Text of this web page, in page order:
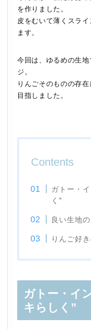
を作りました。
皮をむいて薄くスラ
ます。
今回は、ゆるめの生
ジ。
りんごそのものの存
目指しました。
Contents
ガトー・
く”
良い生地
りんご好
ガトー・イ
キらしく”